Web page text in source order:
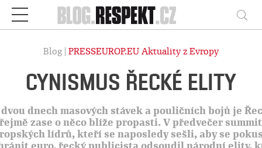
Respekt
Blog | PRESSEUROP.EU Aktuality z Evropy
CYNISMUS ŘECKÉ ELITY
dvou dnech masových stávek a pouličních bojů je
zase o něco blíže propasti. V předvečer
lídrů, kteří se naposledy sešli, aby se